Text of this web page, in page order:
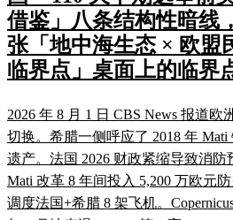
借鉴」八条结构性暗线
张「地中海生态 × 欧盟
临界点」桌面上的临界
2026 年 8 月 1 日 CBS News 报道
切换。希腊一侧呼应了 2018 年
遗产。法国 2026 财政紧缩导致消防
Mati 改革 8 年间投入 5,200 万欧元
调度法国+希腊 8 架飞机。